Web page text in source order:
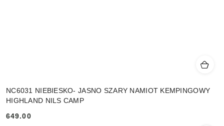
NC6031 NIEBIESKO- JASNO SZARY NAMIOT KEMPINGOWY
HIGHLAND NILS CAMP
Cena:
649.00